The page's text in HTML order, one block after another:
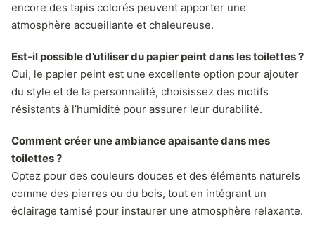
encore des tapis colorés peuvent apporter une
atmosphère accueillante et chaleureuse.
Est-il possible d’utiliser du papier peint dans les toilettes ?
Oui, le papier peint est une excellente option pour ajouter
du style et de la personnalité, choisissez des motifs
résistants à l’humidité pour assurer leur durabilité.
Comment créer une ambiance apaisante dans mes
toilettes ?
Optez pour des couleurs douces et des éléments naturels
comme des pierres ou du bois, tout en intégrant un
éclairage tamisé pour instaurer une atmosphère relaxante.